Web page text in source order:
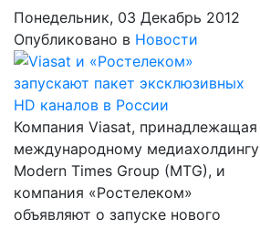
Понедельник, 03 Декабрь 2012
Опубликовано в Новости
Компания Viasat, принадлежащая
международному медиахолдингу
Modern Times Group (MTG), и
компания «Ростелеком»
объявляют о запуске нового